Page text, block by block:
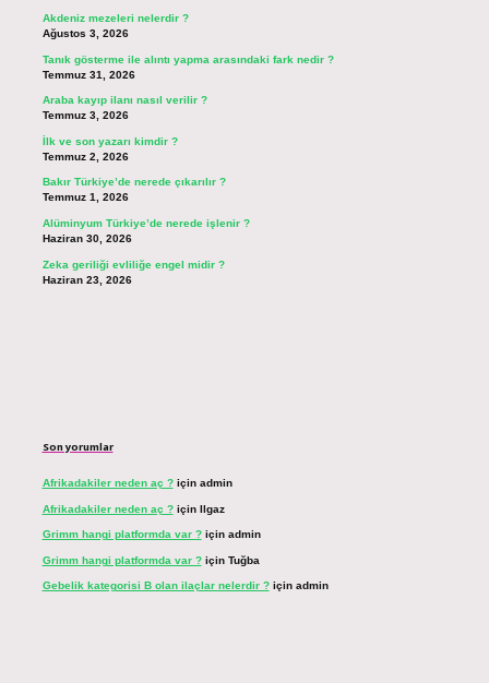
Akdeniz mezeleri nelerdir ?
Ağustos 3, 2026
Tanık gösterme ile alıntı yapma arasındaki fark nedir ?
Temmuz 31, 2026
Araba kayıp ilanı nasıl verilir ?
Temmuz 3, 2026
İlk ve son yazarı kimdir ?
Temmuz 2, 2026
Bakır Türkiye’de nerede çıkarılır ?
Temmuz 1, 2026
Alüminyum Türkiye’de nerede işlenir ?
Haziran 30, 2026
Zeka geriliği evliliğe engel midir ?
Haziran 23, 2026
Son yorumlar
Afrikadakiler neden aç ?için admin
Afrikadakiler neden aç ?için Ilgaz
Grimm hangi platformda var ?için admin
Grimm hangi platformda var ?için Tuğba
Gebelik kategorisi B olan ilaçlar nelerdir ?için admin